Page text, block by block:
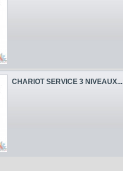
CHARIOT SERVICE 3 NIVEAUX...